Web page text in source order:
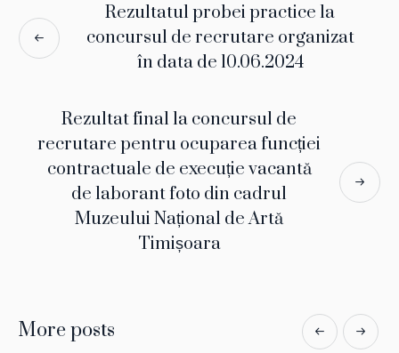
Rezultatul probei practice la
concursul de recrutare organizat
în data de 10.06.2024
Rezultat final la concursul de
recrutare pentru ocuparea funcției
contractuale de execuție vacantă
de laborant foto din cadrul
Muzeului Național de Artă
Timișoara
More posts